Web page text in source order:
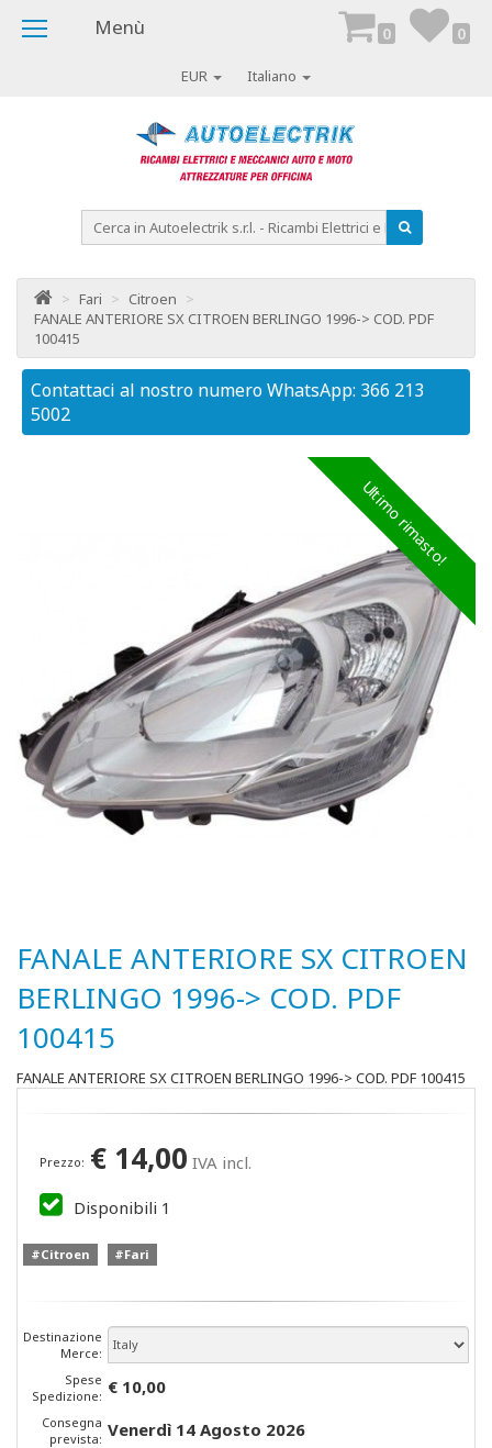
EUR Italiano
0 0
Menù
> Fari > Citroen >
FANALE ANTERIORE SX CITROEN BERLINGO 1996-> COD. PDF
100415
Contattaci al nostro numero WhatsApp: 366 213
5002
Ultimo rimasto!
FANALE ANTERIORE SX CITROEN
BERLINGO 1996-> COD. PDF
100415
FANALE ANTERIORE SX CITROEN BERLINGO 1996-> COD. PDF 100415
Prezzo: € 14,00 IVA incl.
Disponibili 1
#Citroen #Fari
Destinazione
Merce:
Spese
Spedizione: € 10,00
Consegna
prevista: Venerdì 14 Agosto 2026